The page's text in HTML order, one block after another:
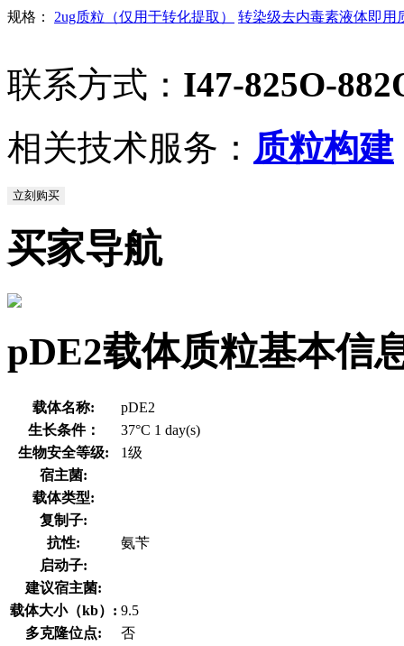
规格： 2ug质粒（仅用于转化提取） 转染级去内毒素液体即用
联系方式： I47-825O-
相关技术服务： 质粒构建
立刻购买
买家导航
pDE2载体质粒基本信
载体名称:
pDE2
生长条件：
37°C 1 day(s)
生物安全等级:
1级
宿主菌:
载体类型:
复制子:
抗性:
氨苄
启动子:
建议宿主菌:
载体大小（kb）: 9.5
多克隆位点:
否